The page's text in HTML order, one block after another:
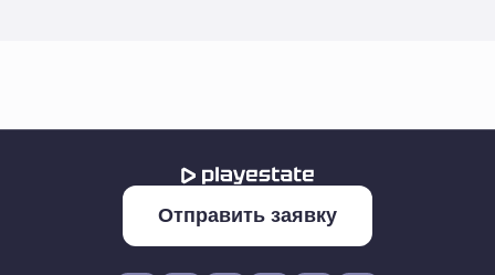
Отправить заявку